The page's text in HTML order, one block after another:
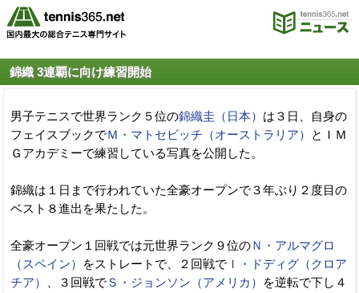
錦織 3連覇に向け練習開始
男子テニスで世界ランク５位の錦織圭（日本） は３日、自身の
フェイスブックでＭ・マトセビッチ（オーストラリア）
とＩＭ
Ｇアカデミーで練習している写真を公開した。
錦織は１日まで行われていた全豪オープンで３年ぶり２度目の
ベスト８進出を果たした。
全豪オープン１回戦では元世界ランク９位のＮ・アルマグロ
（スペイン）
をストレートで、２回戦で Ｉ・ドディグ（クロア
チア）
、３回戦でＳ・ジョンソン（アメリカ）
を逆転で下し４